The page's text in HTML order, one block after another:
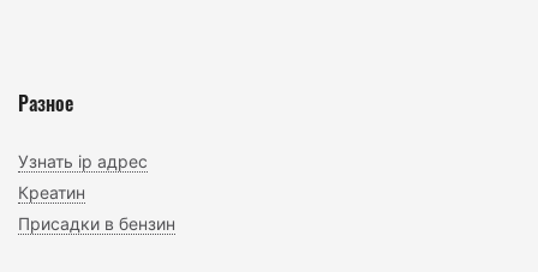
Разное
Узнать ip адрес
Креатин
Присадки в бензин